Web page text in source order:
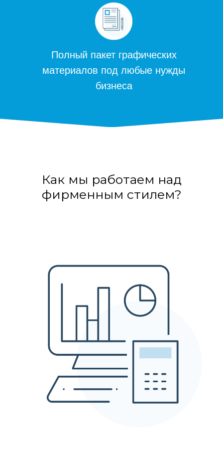
Полный пакет графических
материалов под любые нужды
бизнеса
Как мы работаем над
фирменным стилем?